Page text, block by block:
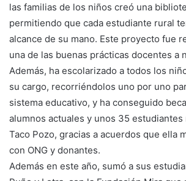
las familias de los niños creó una
permitiendo que cada estudiante rural
alcance de su mano. Este proyecto fue
una de las buenas prácticas docentes a
Además, ha escolarizado a todos los
su cargo, recorriéndolos uno por uno
sistema educativo, y ha conseguido
alumnos actuales y unos 35 estudiantes
Taco Pozo, gracias a acuerdos que ella
con ONG y donantes.
Además en este año, sumó a sus